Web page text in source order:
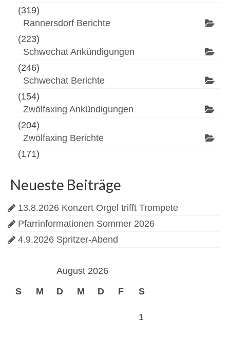
(319)
Rannersdorf Berichte
(223)
Schwechat Ankündigungen
(246)
Schwechat Berichte
(154)
Zwölfaxing Ankündigungen
(204)
Zwölfaxing Berichte
(171)
Neueste Beiträge
13.8.2026 Konzert Orgel trifft Trompete
Pfarrinformationen Sommer 2026
4.9.2026 Spritzer-Abend
August 2026
S
M D M D F S
1